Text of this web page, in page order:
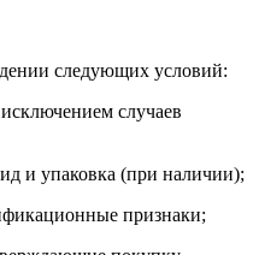
следующих условий:
случаев
и упаковка (при наличии);
признаки;